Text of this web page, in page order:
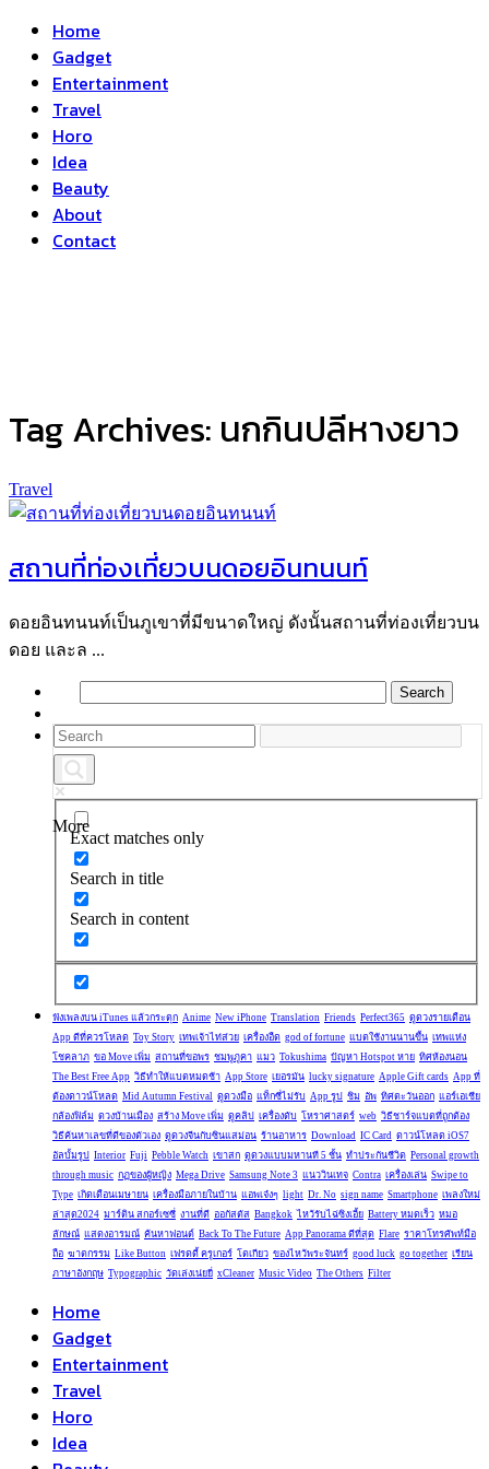
Home
Gadget
Entertainment
Travel
Horo
Idea
Beauty
About
Contact
Tag Archives: นกกินปลีหางยาว
Travel
สถานที่ท่องเที่ยวบนดอยอินทนนท์
ดอยอินทนนท์เป็นภูเขาที่มีขนาดใหญ่ ดังนั้นสถานที่ท่องเที่ยวบน
ดอย และล ...
More
Exact matches only
Search in title
Search in content
ฟังเพลงบน iTunes แล้วกระตุก Anime New iPhone Translation Friends Perfect365 ดูดวงรายเดือน
App ดีที่ควรโหลด Toy Story เทพเจ้าไท่ส่วย เครื่องอืด god of fortune แบตใช้งานนานขึ้น เทพแห่ง
โชคลาภ ขอ Move เพิ่ม สถานที่ขอพร ชมพูภูคา แมว Tokushima ปัญหา Hotspot หาย ทิศห้องนอน
The Best Free App วิธีทำให้แบตหมดช้า App Store เยอรมัน lucky signature Apple Gift cards App ที่
ต้องดาวน์โหลด Mid Autumn Festival ดูดวงมือ แท็กซี่ไม่รับ App รูป ชิม อัพ ทิศตะวันออก แอร์เอเชีย
กล้องฟิล์ม ดวงบ้านเมือง สร้าง Move เพิ่ม ดูคลิป เครื่องดับ โหราศาสตร์ web วิธีชาร์จแบตที่ถูกต้อง
วิธีค้นหาเลขที่ดีของตัวเอง ดูดวงจีนกับซินแสม่อน ร้านอาหาร Download IC Card ดาวน์โหลด iOS7
อัลบั้มรูป
Interior Fuji Pebble Watch เขาสก ดูดวงแบบมหานที 5 ชั้น ทำประกันชีวิต Personal growth
through music กฏของผู้หญิง Mega Drive Samsung Note 3 แนววินเทจ Contra เครื่องเล่น Swipe to
Type เกิดเดือนเมษายน เครื่องมือภายในบ้าน แอพเจ๋งๆ light Dr. No sign name Smartphone เพลงใหม่
ล่าสุด2024 มาร์ติน สกอร์เซซี่ งานที่ดี ออกัสตัส Bangkok ไหว้รับไฉ่ซิงเอี้ย Battery หมดเร็ว หมอ
ลักษณ์ แสดงอารมณ์ ค้นหาฟอนต์ Back To The Future App Panorama ดีที่สุด Flare ราคาโทรศัพท์มือ
ถือ ฆาตกรรม Like Button เฟรดดี้ ครูเกอร์ โตเกียว ของไหว้พระจันทร์ good luck go together เรียน
ภาษาอังกฤษ Typographic วัดเล่งเน่ยยี่ xCleaner Music Video The Others Filter
Home
Gadget
Entertainment
Travel
Horo
Idea